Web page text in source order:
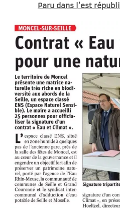
Paru dans l’est